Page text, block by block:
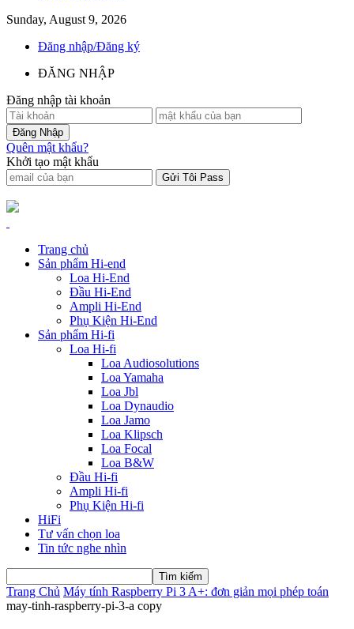
Sunday, August 9, 2026
Đăng nhập/Đăng ký
ĐĂNG NHẬP
Đăng nhập tài khoản
Quên mật khẩu?
Khởi tạo mật khẩu
Trang chủ
Sản phẩm Hi-end
Loa Hi-End
Đầu Hi-End
Ampli Hi-End
Phụ Kiện Hi-End
Sản phẩm Hi-fi
Loa Hi-fi
Loa Audiosolutions
Loa Yamaha
Loa Jbl
Loa Dynaudio
Loa Jamo
Loa Klipsch
Loa Focal
Loa B&W
Đầu Hi-fi
Ampli Hi-fi
Phụ Kiện Hi-fi
HiFi
Tư vấn chọn loa
Tin tức nghe nhìn
Trang Chủ Máy tính Raspberry Pi 3 A+: đơn giản mọi phép toán
may-tinh-raspberry-pi-3-a copy